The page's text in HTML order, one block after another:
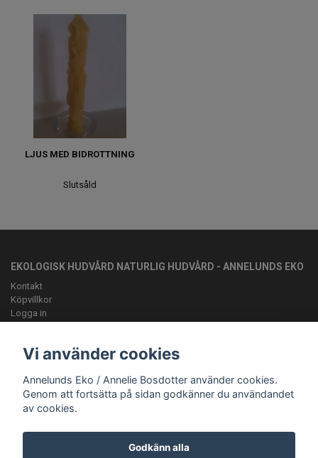
LJUS MED BIDROTTNING
Slutsåld
EKOLOGISK HUDVÅRD NATURLIG HUDVÅRD - ANNELUNDS EKO
Kontakt
Köpvillkor
Logga in
Vi vill ge kunden en lyxig bivaxsalva med rätt sammansättning av
ANMÄL DIG TILL VÅRT NYHETSBREV
Vi använder cookies
Annelunds Eko / Annelie Bosdotter använder cookies.
Genom att fortsätta på sidan godkänner du användandet
av cookies.
Godkänn alla